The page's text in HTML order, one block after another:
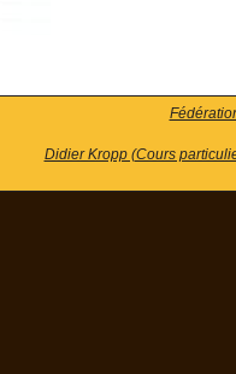
Didier Kropp (Cours